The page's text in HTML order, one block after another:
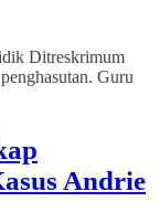
Ditreskrimum
Guru
Andrie